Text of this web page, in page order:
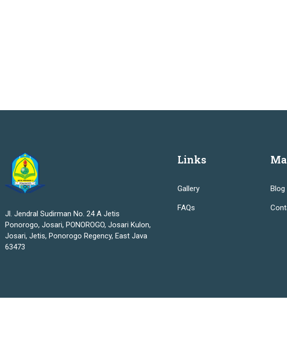
Jl. Jendral Sudirman No. 24 A Jetis
Ponorogo, Josari, PONOROGO, Josari Kulon,
Josari, Jetis, Ponorogo Regency, East Java
63473
Links
Gallery
FAQs
Blog